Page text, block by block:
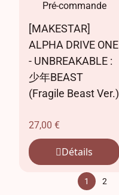
Pré-commande
[MAKESTAR]
ALPHA DRIVE ONE
- UNBREAKABLE :
少年BEAST
(Fragile Beast Ver.)
27,00€
Détails
1 2